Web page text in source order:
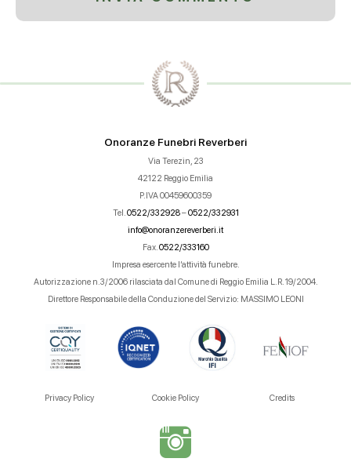
Onoranze Funebri Reverberi
Via Terezin, 23
42122 Reggio Emilia
P.IVA 00459600359
Tel. 0522/332928–0522/332931
info@onoranzereverberi.it
Fax. 0522/333160
Impresa esercente l’attività funebre.
Autorizzazione n.3/2006 rilasciata dal Comune di Reggio Emilia L.R. 19/2004.
Direttore Responsabile della Conduzione del Servizio: MASSIMO LEONI
Privacy Policy Cookie Policy Credits